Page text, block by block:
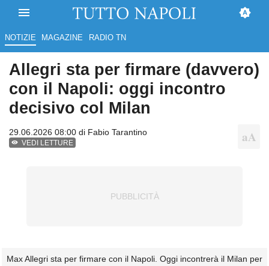
NOTIZIE MAGAZINE RADIO TN
Allegri sta per firmare (davvero)
con il Napoli: oggi incontro
decisivo col Milan
29.06.2026 08:00 di Fabio Tarantino
VEDI LETTURE
Max Allegri sta per firmare con il Napoli. Oggi incontrerà il Milan per